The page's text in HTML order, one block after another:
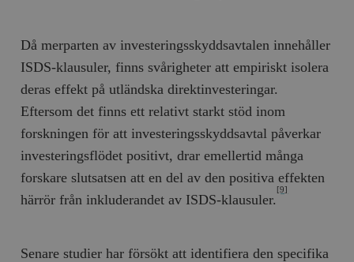
Då merparten av investeringsskyddsavtalen innehåller
ISDS-klausuler, finns svårigheter att empiriskt isolera
deras effekt på utländska direktinvesteringar.
Eftersom det finns ett relativt starkt stöd inom
forskningen för att investeringsskyddsavtal påverkar
investeringsflödet positivt, drar emellertid många
forskare slutsatsen att en del av den positiva effekten
härrör från inkluderandet av ISDS-klausuler.
[9]
Senare studier har försökt att identifiera den specifika